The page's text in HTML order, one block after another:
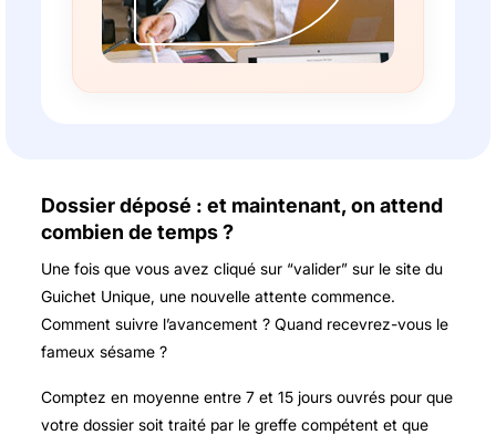
Dossier déposé : et maintenant, on attend
combien de temps ?
Une fois que vous avez cliqué sur “valider” sur le site du
Guichet Unique, une nouvelle attente commence.
Comment suivre l’avancement ? Quand recevrez-vous le
fameux sésame ?
Comptez en moyenne entre 7 et 15 jours ouvrés pour que
votre dossier soit traité par le greffe compétent et que